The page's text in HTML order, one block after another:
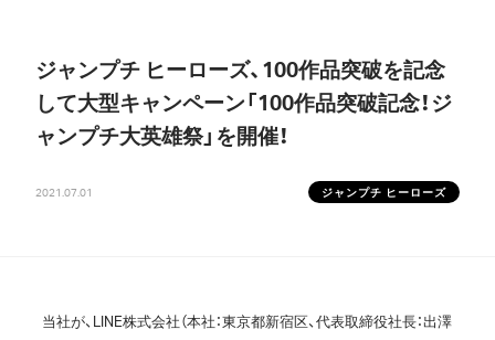
ジャンプチ ヒーローズ、100作品突破を記念
して大型キャンペーン「100作品突破記念！ジ
ャンプチ大英雄祭」を開催！
2021.07.01 ジャンプチ ヒーローズ
当社が、LINE株式会社（本社：東京都新宿区、代表取締役社長：出澤